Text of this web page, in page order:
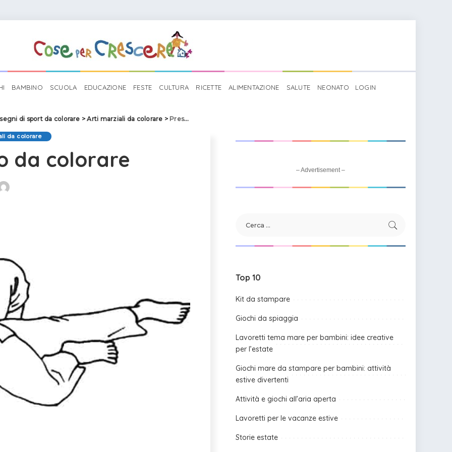
BAMBINO SCUOLA EDUCAZIONE FESTE CULTURA RICETTE ALIMENTAZIONE SALUTE NEONATO LOGIN
di sport da colorare >Arti marziali da colorare > Presa di judo da colorare
da colorare
da colorare – Advertisement –
Top 10
Kit da stampare
Giochi da spiaggia
Lavoretti tema mare per bambini: idee creative
per l’estate
Giochi mare da stampare per bambini: attività
estive divertenti
Attività e giochi all’aria aperta
Lavoretti per le vacanze estive
Storie estate